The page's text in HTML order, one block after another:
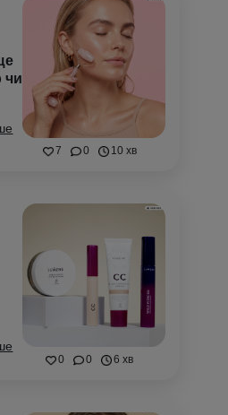
7 0 10 хв
чи
0 0 6 хв